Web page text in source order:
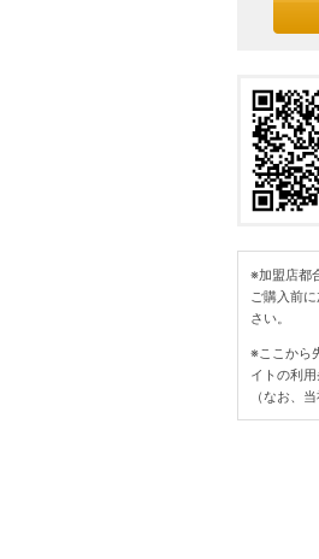
※加盟店都
ご購入前
さい。
※ここから
イトの利
（なお、